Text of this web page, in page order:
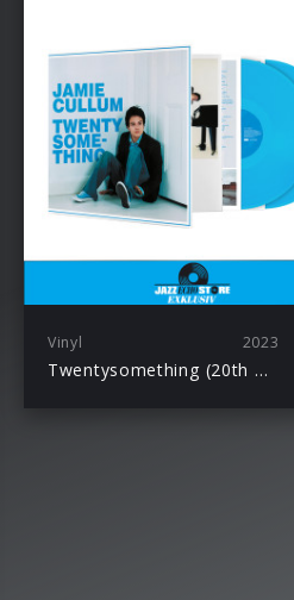
Vinyl 2023
Twentysomething (20th Anniversary Edition Ltd. Excl. Curacao Transparent 2LP)